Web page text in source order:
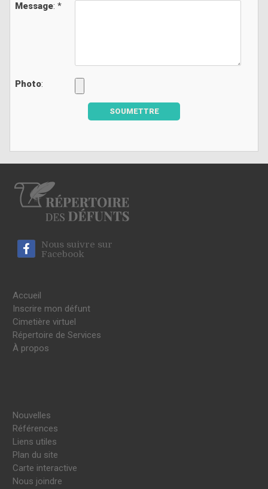
Message: *
Photo:
SOUMETTRE
Nous suivre sur
Facebook
Accueil
Inscrire mon défunt
Cimetière virtuel
Répertoire de Services
À propos
Nouvelles
Références
Liens utiles
Plan du site
Carte interactive
Nous joindre